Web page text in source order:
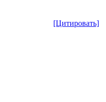
[Цитировать]